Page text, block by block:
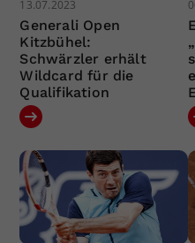
13.07.2023
Generali Open
Kitzbühel:
Schwärzler erhält
Wildcard für die
Qualifikation